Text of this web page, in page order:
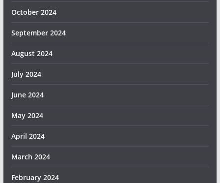
October 2024
September 2024
August 2024
July 2024
June 2024
May 2024
April 2024
March 2024
February 2024